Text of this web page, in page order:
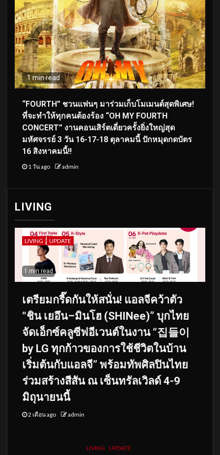
1 min read
“FOURTH” ชวนแฟนๆ มาร่วมเก็บโมเมนต์สุดพิเศษ!
ที่จะทำให้ทุกคนต้องร้อง “OH MY FOURTH
CONCERT” งานคอนเสิร์ตเดี่ยวครั้งยิ่งใหญ่สุด
มหัศจรรย์ 3 วัน 16-17-18 ตุลาคมนี้ ปักหมุดกดบัตร
16 สิงหาคมนี้!!
1 วัน ago admin
LIVING
LIVING UPDATE
1 min read
เตรียมกรี๊ดกันให้สนั่น! แอลจีคว้าตัว
“ชิน เยอึน–มินโฮ (SHINee)” บุกไทย
จัดเอ็กซ์คลูซีฟอีเวนต์ในงาน “집들이
by LG ทุกก้าวของการใช้ชีวิตในบ้าน
เริ่มต้นกับแอลจี” พร้อมทัพศิลปินไทย
ร่วมสร้างสีสัน ณ เซ็นทรัลเวิลด์ 4-9
มิถุนายนนี้
2 เดือน ago admin
LIVING UPDATE